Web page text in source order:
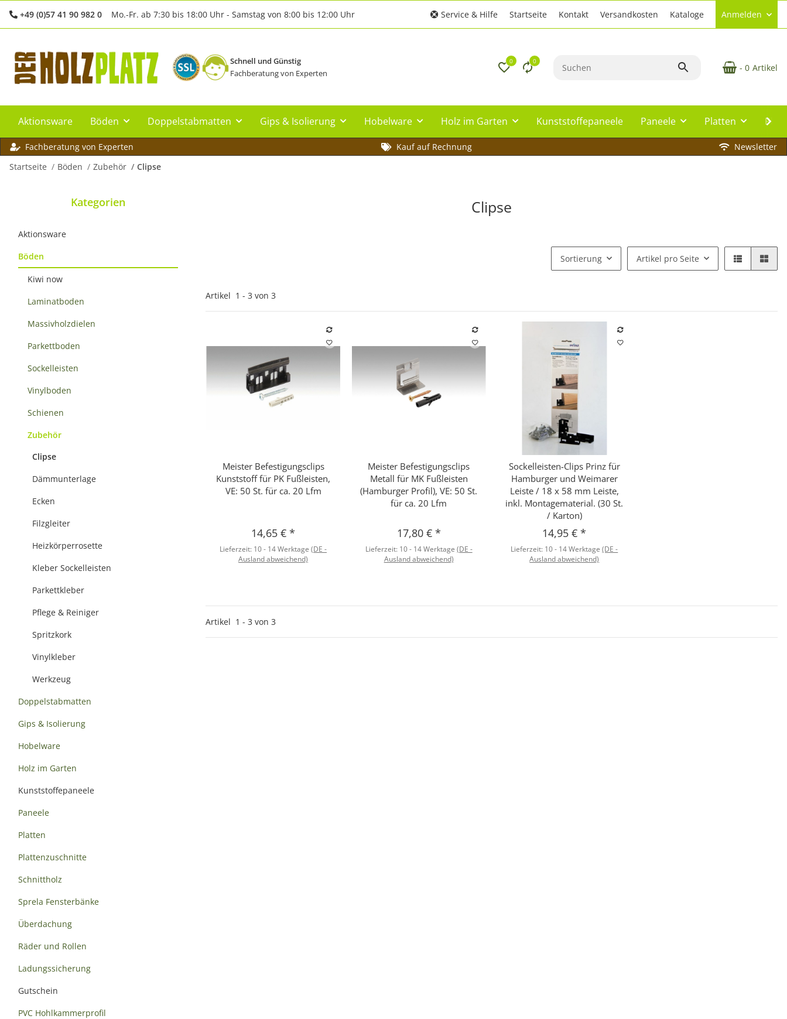
+49 (0)57 41 90 982 0 Mo.-Fr. ab 7:30 bis 18:00 Uhr - Samstag von 8:00 bis 12:00 Uhr Service & Hilfe Startseite Kontakt Versandkosten Kataloge Anmelden
Schnell und Günstig
Fachberatung von Experten
0 0
- 0 Artikel
Aktionsware Böden Doppelstabmatten Gips & Isolierung Hobelware Holz im Garten Kunststoffepaneele Paneele Platten
Fachberatung von Experten Kauf auf Rechnung
Newsletter
Startseite
Böden Zubehör Clipse
Clipse
Sortierung Artikel pro Seite
Artikel 1 - 3 von 3
Schnellkauf
Meister Befestigungsclips
Kunststoff für PK Fußleisten,
VE: 50 St. für ca. 20 Lfm
14,65 €*
Lieferzeit: 10 - 14 Werktage(DE -
Ausland abweichend)
Schnellkauf
Meister Befestigungsclips
Metall für MK Fußleisten
(Hamburger Profil), VE: 50 St.
für ca. 20 Lfm
17,80 € *
Lieferzeit: 10 - 14 Werktage (DE -
Ausland abweichend)
Schnellkauf
Sockelleisten-Clips Prinz für
Hamburger und Weimarer
Leiste / 18 x 58 mm Leiste,
inkl. Montagematerial. (30 St.
/ Karton)
14,95 €*
Lieferzeit: 10 - 14 Werktage(DE -
Ausland abweichend)
Artikel 1 - 3 von 3
Kategorien
Aktionsware
Böden
Kiwi now
Laminatboden
Massivholzdielen
Parkettboden
Sockelleisten
Vinylboden
Schienen
Zubehör
Clipse
Dämmunterlage
Ecken
Filzgleiter
Heizkörperrosette
Kleber Sockelleisten
Parkettkleber
Pflege & Reiniger
Spritzkork
Vinylkleber
Werkzeug
Doppelstabmatten
Gips & Isolierung
Hobelware
Holz im Garten
Kunststoffepaneele
Paneele
Platten
Plattenzuschnitte
Schnittholz
Sprela Fensterbänke
Überdachung
Räder und Rollen
Ladungssicherung
Gutschein
PVC Hohlkammerprofil